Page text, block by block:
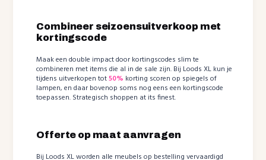
Combineer seizoensuitverkoop met
kortingscode
Maak een double impact door kortingscodes slim te
combineren met items die al in de sale zijn. Bij Loods XL kun je
tijdens uitverkopen tot50% korting scoren op spiegels of
lampen, en daar bovenop soms nog eens een kortingscode
toepassen. Strategisch shoppen at its finest.
Offerte op maat aanvragen
Bij Loods XL worden alle meubels op bestelling vervaardigd